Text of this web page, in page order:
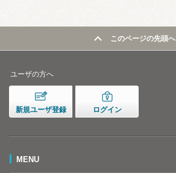
このページの先頭へ
ユーザの方へ
新規ユーザ登録 ログイン
MENU